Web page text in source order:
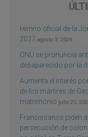
Himno oficial de la
2027 agosto 3, 2026
ONU se pronuncia
desaparecido por la
Aumenta el interés
de los mártires de
matrimonio julio 25,
Franciscanos piden
persecución de